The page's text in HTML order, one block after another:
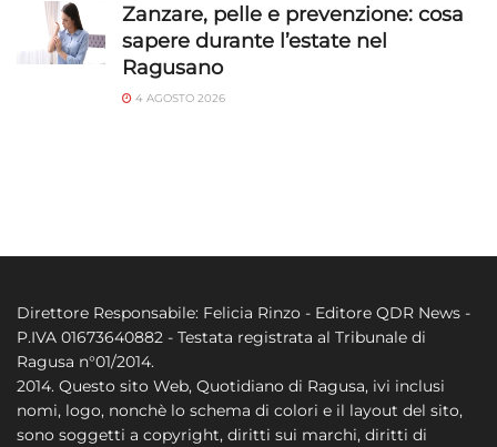
Zanzare, pelle e prevenzione: cosa
sapere durante l’estate nel
Ragusano
4 AGOSTO 2026
Direttore Responsabile: Felicia Rinzo - Editore QDR News -
P.IVA 01673640882 - Testata registrata al Tribunale di
Ragusa n°01/2014.
2014. Questo sito Web, Quotidiano di Ragusa, ivi inclusi
nomi, logo, nonchè lo schema di colori e il layout del sito,
sono soggetti a copyright, diritti sui marchi, diritti di